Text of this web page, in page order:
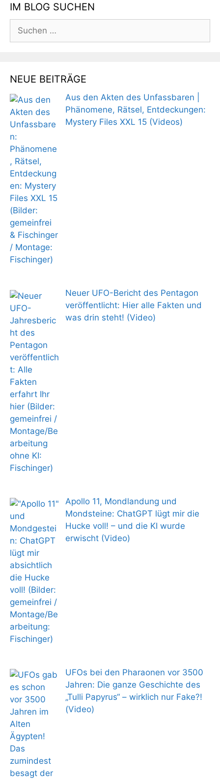
IM BLOG SUCHEN
Suchen
nach:
NEUE BEITRÄGE
Aus den Akten des Unfassbaren |
Phänomene, Rätsel, Entdeckungen:
Mystery Files XXL 15 (Videos)
Neuer UFO-Bericht des Pentagon
veröffentlicht: Hier alle Fakten und
was drin steht! (Video)
Apollo 11, Mondlandung und
Mondsteine: ChatGPT lügt mir die
Hucke voll! – und die KI wurde
erwischt (Video)
UFOs bei den Pharaonen vor 3500
Jahren: Die ganze Geschichte des
„Tulli Papyrus“ – wirklich nur Fake?!
(Video)